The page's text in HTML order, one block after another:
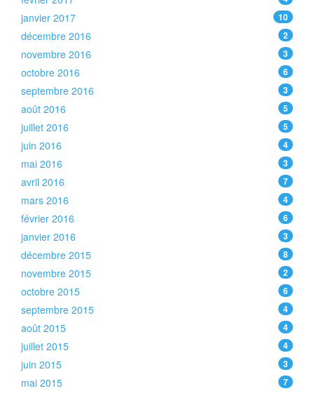
janvier 2017 10
décembre 2016 2
novembre 2016 3
octobre 2016 6
septembre 2016 3
août 2016 5
juillet 2016 5
juin 2016 4
mai 2016 3
avril 2016 7
mars 2016 4
février 2016 6
janvier 2016 3
décembre 2015 8
novembre 2015 2
octobre 2015 6
septembre 2015 4
août 2015 4
juillet 2015 4
juin 2015 3
mai 2015 7